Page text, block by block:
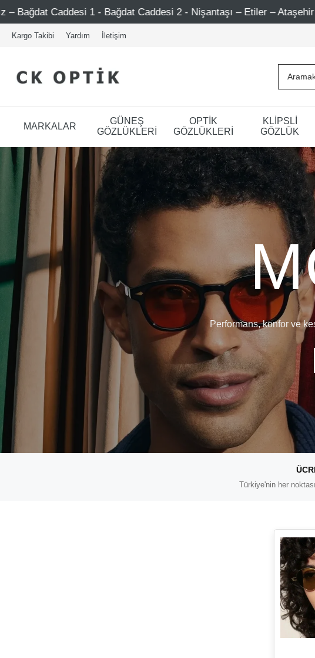
- Bağdat Caddesi 2 - Nişantaşı – Etiler – Ataşehir Şimdi Üye ol
Kargo Takibi Yardım İletişim
MARKALAR
GÜNEŞ
GÖZLÜKLERİ
OPTİK
GÖZLÜKLERİ
KLİPSLİ
GÖZLÜK
Performans, konfor ve
Türkiye'nin her